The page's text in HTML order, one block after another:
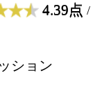
4.39点 /
ション